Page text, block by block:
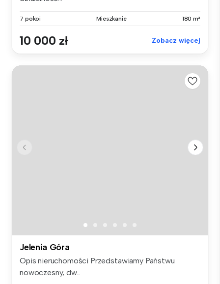
7 pokoi Mieszkanie 180 m²
10 000 zł Zobacz więcej
Jelenia Góra
Opis nieruchomości Przedstawiamy Państwu
nowoczesny, dw...